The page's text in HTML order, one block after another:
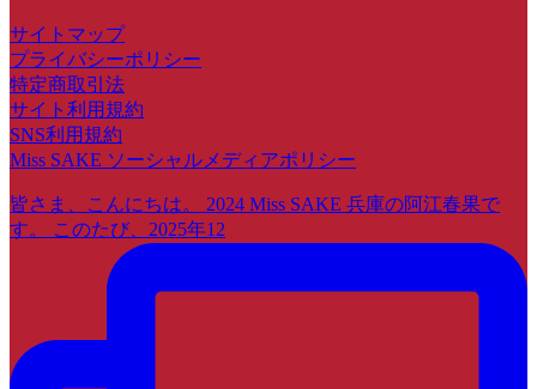
サイトマップ
プライバシーポリシー
特定商取引法
サイト利用規約
SNS利用規約
Miss SAKE ソーシャルメディアポリシー
皆さま、こんにちは。 2024 Miss SAKE 兵庫の阿江春果で
す。 このたび、2025年12